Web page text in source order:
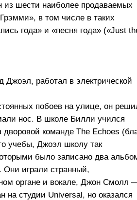
из шести наиболее продаваемых
в том числе в таких
года» и «песня года» («Just
работал в электрической
побоев на улице, он
нос. В школе Билли учился
команде The Echoes
учебы, Джоэл школу так
было записано два
Они играли странный,
органе и вокале, Джон Смолл
студии Universal, но оказался